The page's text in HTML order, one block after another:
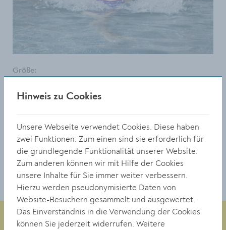
Größe:
1.41 MB
DOWNLOAD
Hinweis zu Cookies
Unsere Webseite verwendet Cookies. Diese haben
zwei Funktionen: Zum einen sind sie erforderlich für
die grundlegende Funktionalität unserer Website.
Zum anderen können wir mit Hilfe der Cookies
unsere Inhalte für Sie immer weiter verbessern.
Hierzu werden pseudonymisierte Daten von
Website-Besuchern gesammelt und ausgewertet.
Das Einverständnis in die Verwendung der Cookies
können Sie jederzeit widerrufen. Weitere